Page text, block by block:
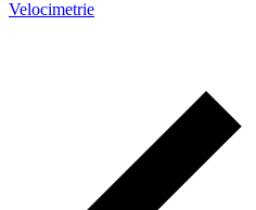
Velocimetrie